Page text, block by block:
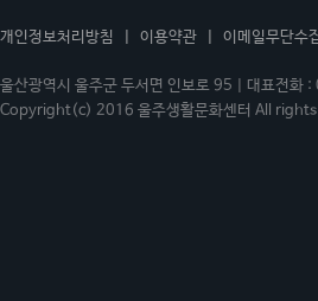
개인정보처리방침 이용약관 이메일무단수
울산광역시 울주군 두서면 인보로 95 | 대표
Copyright(c) 2016 울주생활문화센터 All